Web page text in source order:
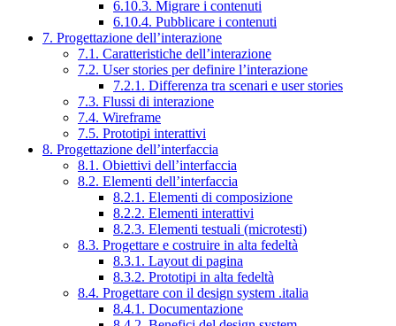
6.10.3. Migrare i contenuti
6.10.4. Pubblicare i contenuti
7. Progettazione dell’interazione
7.1. Caratteristiche dell’interazione
7.2. User stories per definire l’interazione
7.2.1. Differenza tra scenari e user stories
7.3. Flussi di interazione
7.4. Wireframe
7.5. Prototipi interattivi
8. Progettazione dell’interfaccia
8.1. Obiettivi dell’interfaccia
8.2. Elementi dell’interfaccia
8.2.1. Elementi di composizione
8.2.2. Elementi interattivi
8.2.3. Elementi testuali (microtesti)
8.3. Progettare e costruire in alta fedeltà
8.3.1. Layout di pagina
8.3.2. Prototipi in alta fedeltà
8.4. Progettare con il design system .italia
8.4.1. Documentazione